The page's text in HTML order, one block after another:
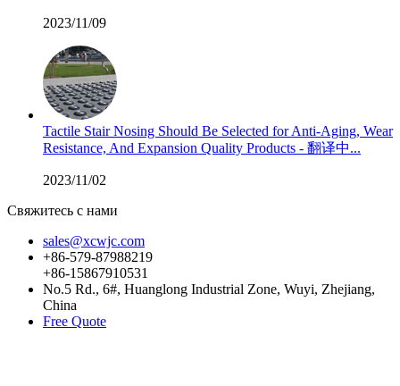
2023/11/09
Tactile Stair Nosing Should Be Selected for Anti-Aging, Wear
Resistance, And Expansion Quality Products - 翻译中...
2023/11/02
Свяжитесь с нами
sales@xcwjc.com
+86-579-87988219
+86-15867910531
No.5 Rd., 6#, Huanglong Industrial Zone, Wuyi, Zhejiang,
China
Free Quote